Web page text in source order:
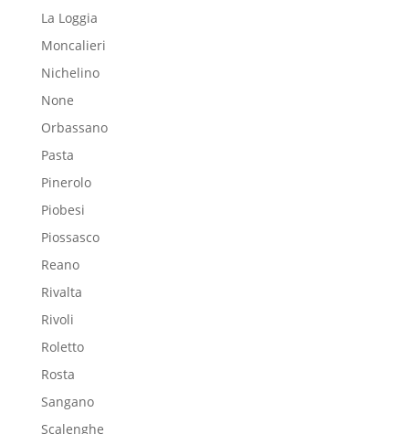
La Loggia
Moncalieri
Nichelino
None
Orbassano
Pasta
Pinerolo
Piobesi
Piossasco
Reano
Rivalta
Rivoli
Roletto
Rosta
Sangano
Scalenghe